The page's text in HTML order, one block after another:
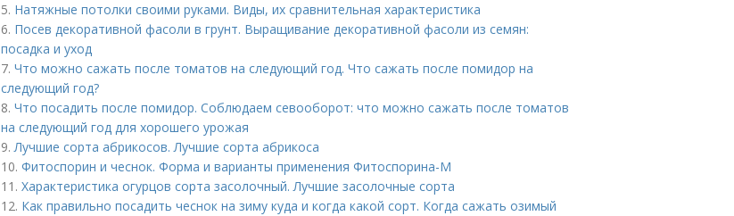
5. Натяжные потолки своими руками. Виды, их сравнительная характеристика
6. Посев декоративной фасоли в грунт. Выращивание декоративной фасоли из семян:
посадка и уход
7. Что можно сажать после томатов на следующий год. Что сажать после помидор на
следующий год?
8. Что посадить после помидор. Соблюдаем севооборот: что можно сажать после томатов
на следующий год для хорошего урожая
9.Лучшие сорта абрикосов. Лучшие сорта абрикоса
10. Фитоспорин и чеснок. Форма и варианты применения Фитоспорина-М
11. Характеристика огурцов сорта засолочный. Лучшие засолочные сорта
12. Как правильно посадить чеснок на зиму куда и когда какой сорт. Когда сажать озимый